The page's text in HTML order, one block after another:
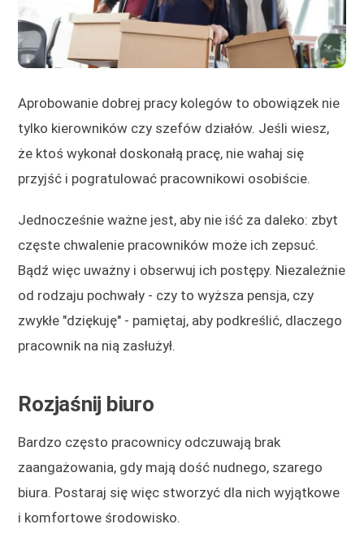
Aprobowanie dobrej pracy kolegów to obowiązek nie
tylko kierowników czy szefów działów. Jeśli wiesz,
że ktoś wykonał doskonałą pracę, nie wahaj się
przyjść i pogratulować pracownikowi osobiście.
Jednocześnie ważne jest, aby nie iść za daleko: zbyt
częste chwalenie pracowników może ich zepsuć.
Bądź więc uważny i obserwuj ich postępy. Niezależnie
od rodzaju pochwały - czy to wyższa pensja, czy
zwykłe "dziękuję" - pamiętaj, aby podkreślić, dlaczego
pracownik na nią zasłużył.
Rozjaśnij biuro
Bardzo często pracownicy odczuwają brak
zaangażowania, gdy mają dość nudnego, szarego
biura. Postaraj się więc stworzyć dla nich wyjątkowe
i komfortowe środowisko.